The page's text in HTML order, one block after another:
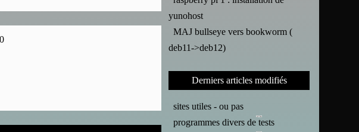
yunohost
MAJ bullseye vers bookworm (
deb11->deb12)
Derniers articles modifiés
sites utiles - ou pas
programmes divers de tests